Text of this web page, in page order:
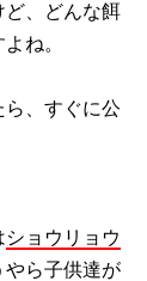
ど、どんな餌
ね。
ら、すぐに公
ショウリョウ
やら子供達が